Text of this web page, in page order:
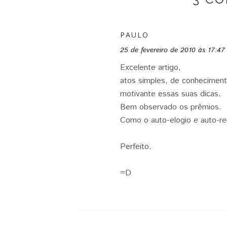
PAULO
25 de fevereiro de 2010 às 17:47
Excelente artigo,
atos simples, de
motivante essas suas dicas.
Bem observado os prêmios.
Como o auto-elogio e auto-
Perfeito.
=D